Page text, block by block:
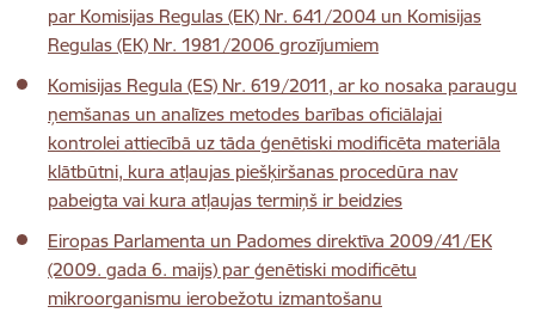
par Komisijas Regulas (EK) Nr. 641/2004 un Komisijas
Regulas (EK) Nr. 1981/2006 grozījumiem
Komisijas Regula (ES) Nr. 619/2011, ar ko nosaka paraugu
ņemšanas un analīzes metodes barības oficiālajai
kontrolei attiecībā uz tāda ģenētiski modificēta materiāla
klātbūtni, kura atļaujas piešķiršanas procedūra nav
pabeigta vai kura atļaujas termiņš ir beidzies
Eiropas Parlamenta un Padomes direktīva 2009/41/EK
(2009. gada 6. maijs) par ģenētiski modificētu
mikroorganismu ierobežotu izmantošanu